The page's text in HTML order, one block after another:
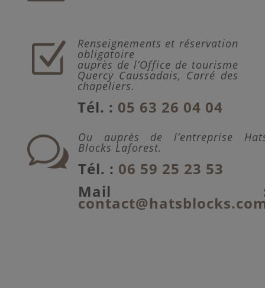
Z
Renseignements et réservation
obligatoire
auprès de l’Office de tourisme
Quercy Caussadais, Carré des
chapeliers.
Tél. : 05 63 26 04 04
w Ou auprès de l’entreprise
Blocks Laforest.
Tél. : 06 59 25 23 53
Mail